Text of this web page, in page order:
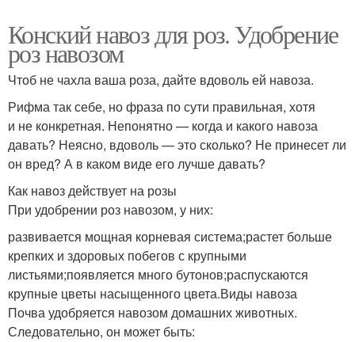
Конский навоз для роз. Удобрение
роз навозом
Чтоб не чахла ваша роза, дайте вдоволь ей навоза.
Рифма так себе, но фраза по сути правильная, хотя
и не конкретная. Непонятно — когда и какого навоза
давать? Неясно, вдоволь — это сколько? Не принесет ли
он вред? А в каком виде его лучше давать?
Как навоз действует на розы
При удобрении роз навозом, у них:
развивается мощная корневая система;растет больше
крепких и здоровых побегов с крупными
листьями;появляется много бутонов;распускаются
крупные цветы насыщенного цвета.Виды навоза
Почва удобряется навозом домашних животных.
Следовательно, он может быть: